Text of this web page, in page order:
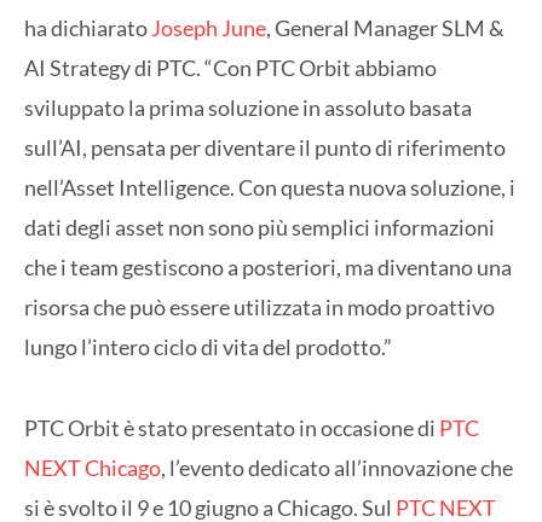
ha dichiaratoJoseph June, General Manager SLM &
AI Strategy di PTC. “Con PTC Orbit abbiamo
sviluppato la prima soluzione in assoluto basata
sull’AI, pensata per diventare il punto di riferimento
nell’Asset Intelligence. Con questa nuova soluzione, i
dati degli asset non sono più semplici informazioni
che i team gestiscono a posteriori, ma diventano una
risorsa che può essere utilizzata in modo proattivo
lungo l’intero ciclo di vita del prodotto.”
PTC Orbit è stato presentato in occasione di PTC
NEXT Chicago, l’evento dedicato all’innovazione che
si è svolto il 9 e 10 giugno a Chicago. Sul PTC NEXT